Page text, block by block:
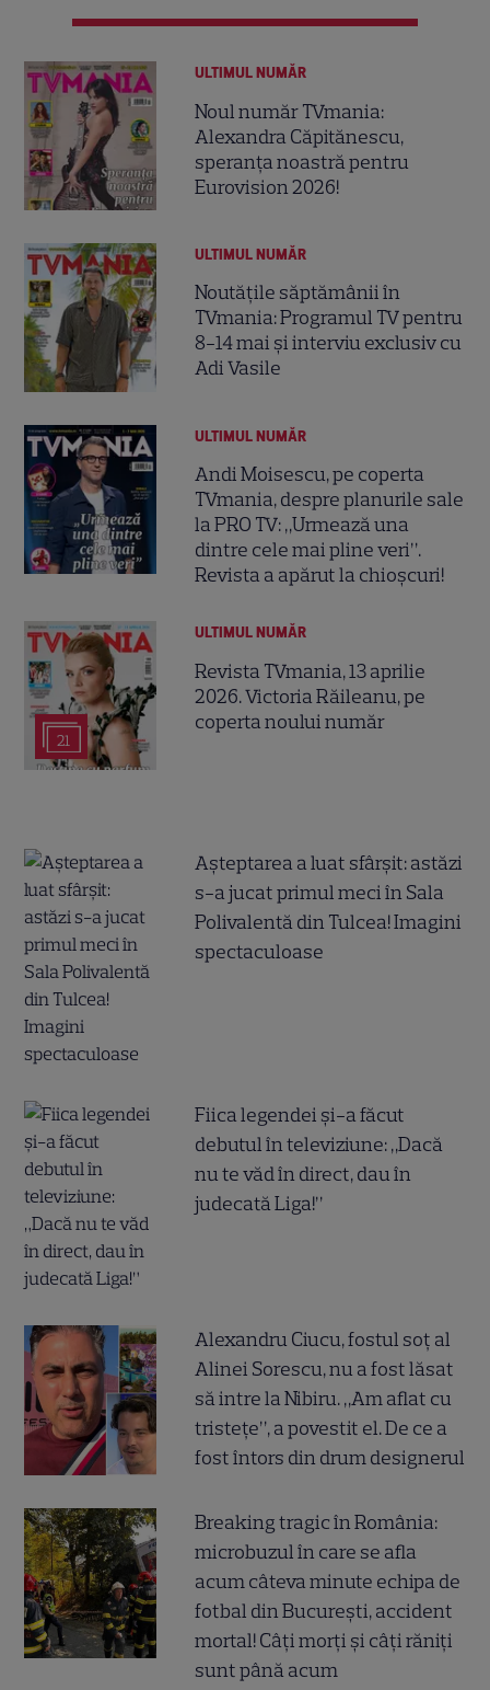
ULTIMUL NUMĂR
Noul număr TVmania:
Alexandra Căpitănescu,
speranța noastră pentru
Eurovision 2026!
ULTIMUL NUMĂR
Noutățile săptămânii în
TVmania: Programul TV pentru
8-14 mai și interviu exclusiv cu
Adi Vasile
ULTIMUL NUMĂR
Andi Moisescu, pe coperta
TVmania, despre planurile sale
la PRO TV: „Urmează una
dintre cele mai pline veri”.
Revista a apărut la chioșcuri!
21
ULTIMUL NUMĂR
Revista TVmania, 13 aprilie
2026. Victoria Răileanu, pe
coperta noului număr
Așteptarea a luat sfârșit: astăzi
s-a jucat primul meci în Sala
Polivalentă din Tulcea! Imagini
spectaculoase
Fiica legendei și-a făcut
debutul în televiziune: „Dacă
nu te văd în direct, dau în
judecată Liga!”
Alexandru Ciucu, fostul soț al
Alinei Sorescu, nu a fost lăsat
să intre la Nibiru. „Am aflat cu
tristețe”, a povestit el. De ce a
fost întors din drum designerul
Breaking tragic în România:
microbuzul în care se afla
acum câteva minute echipa de
fotbal din București, accident
mortal! Câți morți și câți răniți
sunt până acum